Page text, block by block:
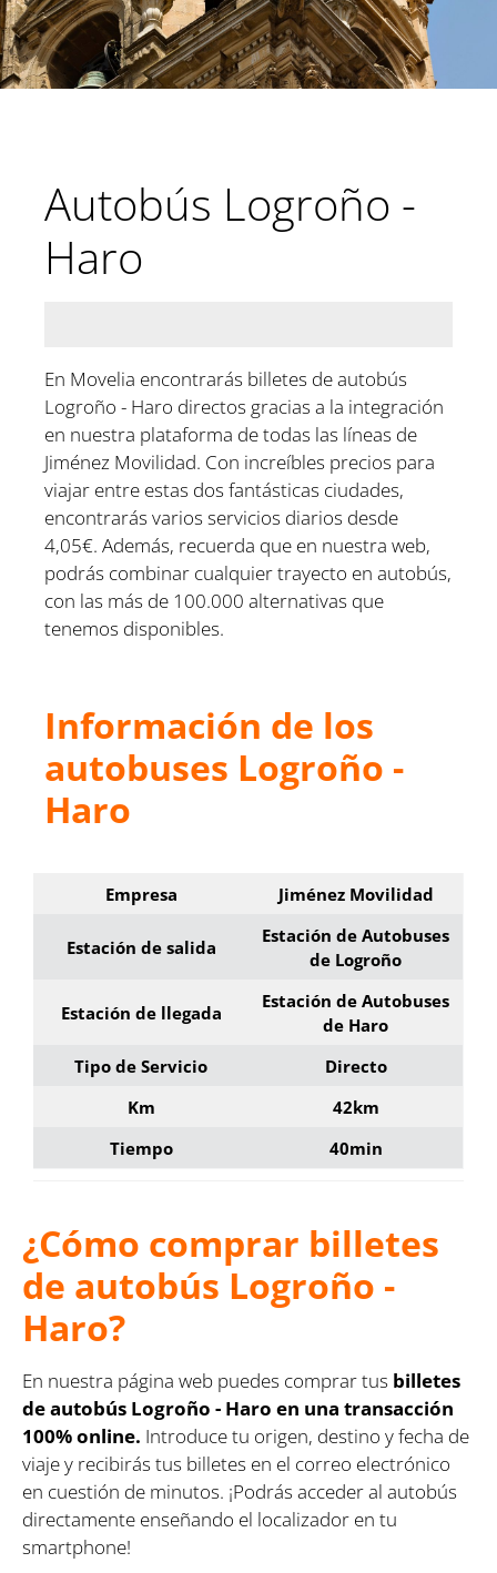
Autobús Logroño -
Haro
En Movelia encontrarás billetes de autobús
Logroño - Haro directos gracias a la integración
en nuestra plataforma de todas las líneas de
Jiménez Movilidad. Con increíbles precios para
viajar entre estas dos fantásticas ciudades,
encontrarás varios servicios diarios desde
4,05€. Además, recuerda que en nuestra web,
podrás combinar cualquier trayecto en autobús,
con las más de 100.000 alternativas que
tenemos disponibles.
Información de los
autobuses Logroño -
Haro
Empresa Jiménez Movilidad
Estación de salida
Estación de Autobuses
de Logroño
Estación de llegada
Estación de Autobuses
de Haro
Tipo de Servicio
Directo
Km
42km
Tiempo
40min
¿Cómo comprar billetes
de autobús Logroño -
Haro?
En nuestra página web puedes comprar tus billetes
de autobús Logroño - Haro en una transacción
100% online. Introduce tu origen, destino y fecha de
viaje y recibirás tus billetes en el correo electrónico
en cuestión de minutos. ¡Podrás acceder al autobús
directamente enseñando el localizador en tu
smartphone!